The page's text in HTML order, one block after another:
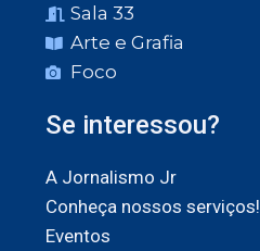
Sala 33
Arte e Grafia
Foco
Se interessou?
A Jornalismo Jr
Conheça nossos serviços!
Eventos